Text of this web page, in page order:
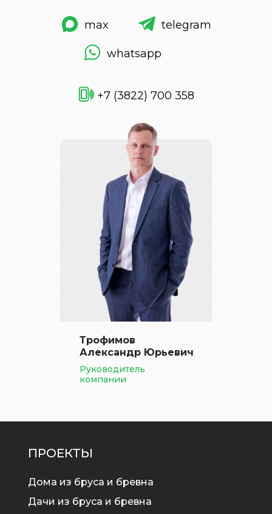
max telegram
whatsapp
+7 (3822) 700 358
Трофимов
Александр Юрьевич
Руководитель
компании
ПРОЕКТЫ
Дома из бруса и бревна
Дачи из бруса и бревна